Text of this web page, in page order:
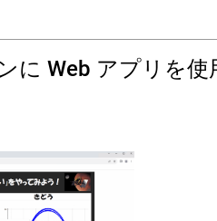
に Web アプリを使